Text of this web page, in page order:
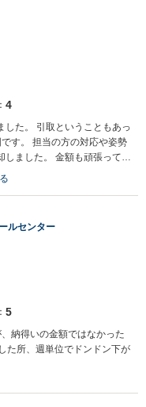
4
した。 引取ということもあっ
す。 担当の方の対応や姿勢
しました。 金額も頑張ってい
ます。
ージでございます。 この
にありがとうございまし
、またのご利用お待ちし
ルセンター
5
納得いの金額ではなかった
た所、週単位でドンドン下が